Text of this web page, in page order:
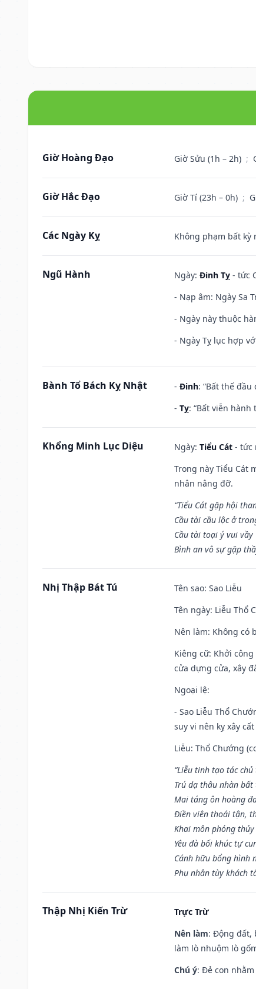
Giờ Hoàng Đạo Giờ Sửu (1h – 2h) ;
Giờ Hắc Đạo Giờ Tí (23h – 0h) ;
Các Ngày Kỵ Không phạm bất kỳ
Ngũ Hành Ngày: Đinh Tỵ - tức
- Nạp âm: Ngày Sa
- Ngày này thuộc
- Ngày Tỵ lục hợp
Bành Tổ Bách Kỵ Nhật - Đinh: “Bất thế
- Tỵ: “Bất viễn
Khổng Minh Lục Diệu Ngày: Tiểu Cát - tức
Trong này Tiểu Cát
nhân nâng đỡ.
“Tiểu Cát gặp hội
Cầu tài cầu lộc ở
Cầu tài toại ý vui vầy
Bình an vô sự gặp
Nhị Thập Bát Tú Tên sao: Sao Liễu
Tên ngày: Liễu Thổ
Nên làm: Không có
Kiêng cữ: Khởi
cửa dựng cửa, xây
Ngoại lệ:
- Sao Liễu Thổ
suy vi nên kỵ xây
Liễu: Thổ Chướng
“Liễu tinh tạo tác chủ
Trú dạ thâu nhàn bất
Mai táng ôn hoàng
Điền viên thoái tận,
Khai môn phóng
Yêu đà bối khúc tự
Cánh hữu bổng hình
Phụ nhân tùy khách
Thập Nhị Kiến Trừ
Trực Trừ
Nên làm: Động đất,
làm lò nhuộm lò
Chú ý: Đẻ con